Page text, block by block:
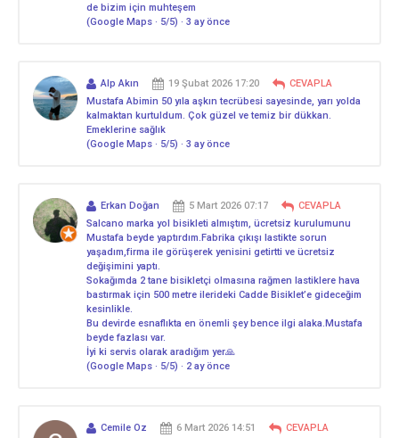
de bizim için muhteşem
(Google Maps · 5/5) · 3 ay önce
Alp Akın 19 Şubat 2026 17:20
CEVAPLA
Mustafa Abimin 50 yıla aşkın tecrübesi sayesinde, yarı yolda
kalmaktan kurtuldum. Çok güzel ve temiz bir dükkan.
Emeklerine sağlık
(Google Maps · 5/5) · 3 ay önce
Erkan Doğan 5 Mart 2026 07:17
CEVAPLA
Salcano marka yol bisikleti almıştım, ücretsiz kurulumunu
Mustafa beyde yaptırdım.Fabrika çıkışı lastikte sorun
yaşadım,firma ile görüşerek yenisini getirtti ve ücretsiz
değişimini yaptı.
Sokağımda 2 tane bisikletçi olmasına rağmen lastiklere hava
bastırmak için 500 metre ilerideki Cadde Bisiklet’e gideceğim
kesinlikle.
Bu devirde esnaflıkta en önemli şey bence ilgi alaka.Mustafa
beyde fazlası var.
İyi ki servis olarak aradığım yer🙏
(Google Maps · 5/5) · 2 ay önce
Cemile Oz 6 Mart 2026 14:51
CEVAPLA